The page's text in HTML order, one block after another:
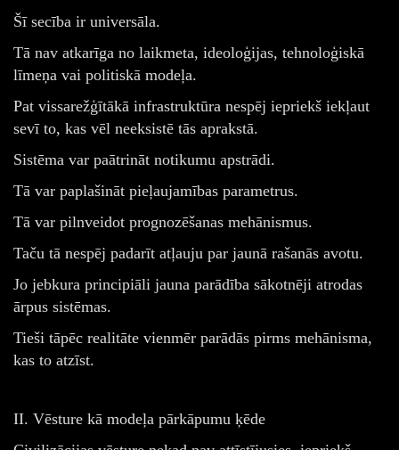
Šī secība ir universāla.
Tā nav atkarīga no laikmeta, ideoloģijas, tehnoloģiskā
līmeņa vai politiskā modeļa.
Pat vissarežģītākā infrastruktūra nespēj iepriekš iekļaut
sevī to, kas vēl neeksistē tās aprakstā.
Sistēma var paātrināt notikumu apstrādi.
Tā var paplašināt pieļaujamības parametrus.
Tā var pilnveidot prognozēšanas mehānismus.
Taču tā nespēj padarīt atļauju par jaunā rašanās avotu.
Jo jebkura principiāli jauna parādība sākotnēji atrodas
ārpus sistēmas.
Tieši tāpēc realitāte vienmēr parādās pirms mehānisma,
kas to atzīst.
II. Vēsture kā modeļa pārkāpumu ķēde